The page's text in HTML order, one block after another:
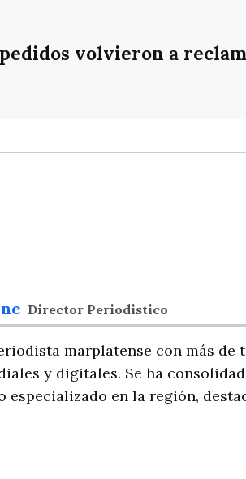
volvieron a
Director Periodistico
marplatense con más de
y digitales. Se ha
en la región,